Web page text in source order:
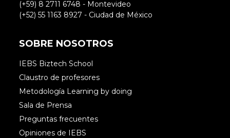
(+59) 8 2711 6748 - Montevideo
(+52) 55 1163 8927 - Ciudad de México
SOBRE NOSOTROS
IEBS Biztech School
Claustro de profesores
Metodología Learning by doing
Sala de Prensa
Preguntas frecuentes
Opiniones de IEBS